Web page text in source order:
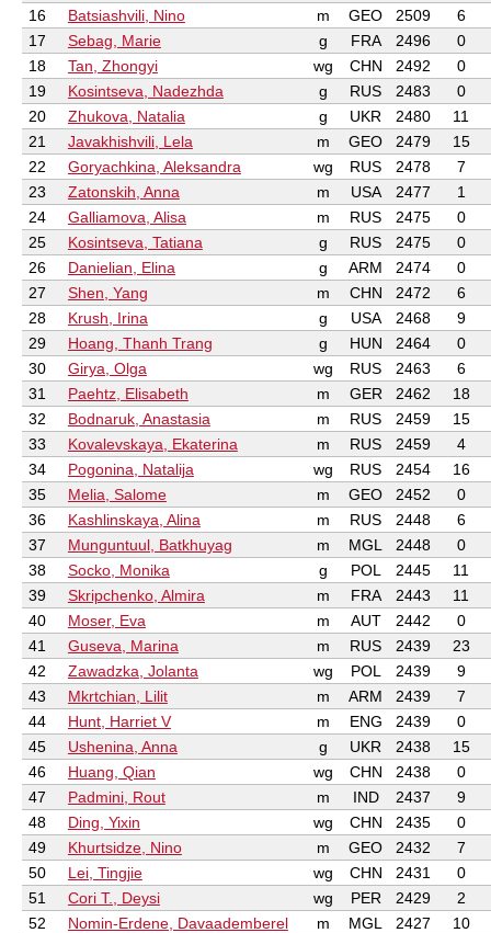
16
Batsiashvili, Nino m GEO 2509
6
17
Sebag, Marie g FRA 2496
0
18
Tan, Zhongyi wg CHN 2492
0
19
Kosintseva, Nadezhda g RUS 2483
0
20
Zhukova, Natalia g UKR 2480
11
21
Javakhishvili, Lela m GEO 2479
15
22
Goryachkina, Aleksandra wg RUS 2478
7
23
Zatonskih, Anna m USA 2477
1
24
Galliamova, Alisa m RUS 2475
0
25
Kosintseva, Tatiana g RUS 2475
0
26
Danielian, Elina g ARM 2474
0
27
Shen, Yang m CHN 2472
6
28
Krush, Irina g USA 2468
9
29
Hoang, Thanh Trang g HUN 2464
0
30
Girya, Olga wg RUS 2463
6
31
Paehtz, Elisabeth m GER 2462
18
32
Bodnaruk, Anastasia m RUS 2459
15
33
Kovalevskaya, Ekaterina m RUS 2459
4
34
Pogonina, Natalija wg RUS 2454
16
35
Melia, Salome m GEO 2452
0
36
Kashlinskaya, Alina m RUS 2448
6
37
Munguntuul, Batkhuyag m MGL 2448
0
38
Socko, Monika g POL 2445
11
39
Skripchenko, Almira m FRA 2443
11
40
Moser, Eva m AUT 2442
0
41
Guseva, Marina m RUS 2439
23
42
Zawadzka, Jolanta wg POL 2439
9
43
Mkrtchian, Lilit m ARM 2439
7
44
Hunt, Harriet V m ENG 2439
0
45
Ushenina, Anna g UKR 2438
15
46
Huang, Qian wg CHN 2438
0
47
Padmini, Rout m IND 2437
9
48
Ding, Yixin wg CHN 2435
0
49
Khurtsidze, Nino m GEO 2432
7
50
Lei, Tingjie wg CHN 2431
0
51
Cori T., Deysi wg PER 2429
2
52
Nomin-Erdene, Davaademberel m MGL 2427
10